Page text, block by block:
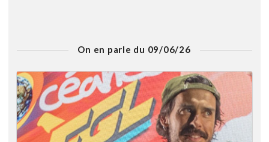
On en parle du 09/06/26